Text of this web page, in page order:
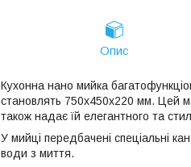
Опис
Кухонна нано мийка
становлять 750х450х220 мм. Цей
також надає їй елегантного та
У мийці передбачені спеціальні
води з миття.